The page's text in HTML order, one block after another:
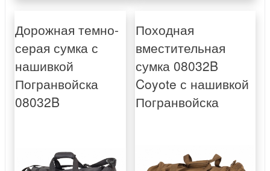
Дорожная темно-
серая сумка с
нашивкой
Погранвойска
08032B
Походная
вместительная
сумка 08032B
Coyote с нашивкой
Погранвойска